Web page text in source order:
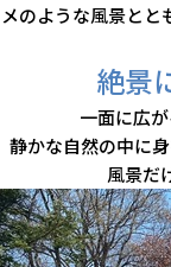
のような風景とと
絶景
一面に広
静かな自然の中に
風景だ